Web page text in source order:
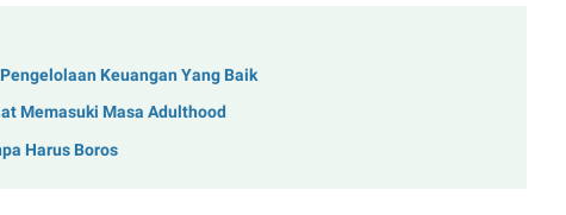
Keuangan Yang Baik
Memasuki Masa Adulthood
Harus Boros